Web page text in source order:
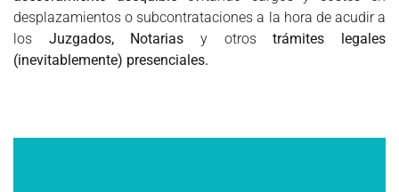
desplazamientos o subcontrataciones a la hora de acudir a
los Juzgados, Notarias y otrostrámites legales
(inevitablemente) presenciales.